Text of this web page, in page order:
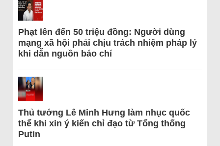
Phạt lên đến 50 triệu đồng: Người dùng
mạng xã hội phải chịu trách nhiệm pháp lý
khi dẫn nguồn báo chí
Thủ tướng Lê Minh Hưng làm nhục quốc
thể khi xin ý kiến chỉ đạo từ Tổng thống
Putin